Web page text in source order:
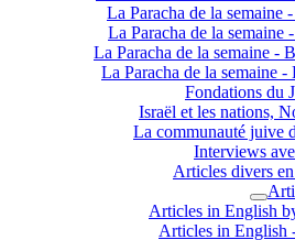
La Paracha de la semaine
La Paracha de la semaine
La Paracha de la semaine -
La Paracha de la semaine -
Fondations du
Israël et les nations,
La communauté juive
Interviews
Articles divers
Articles in English
Articles in English